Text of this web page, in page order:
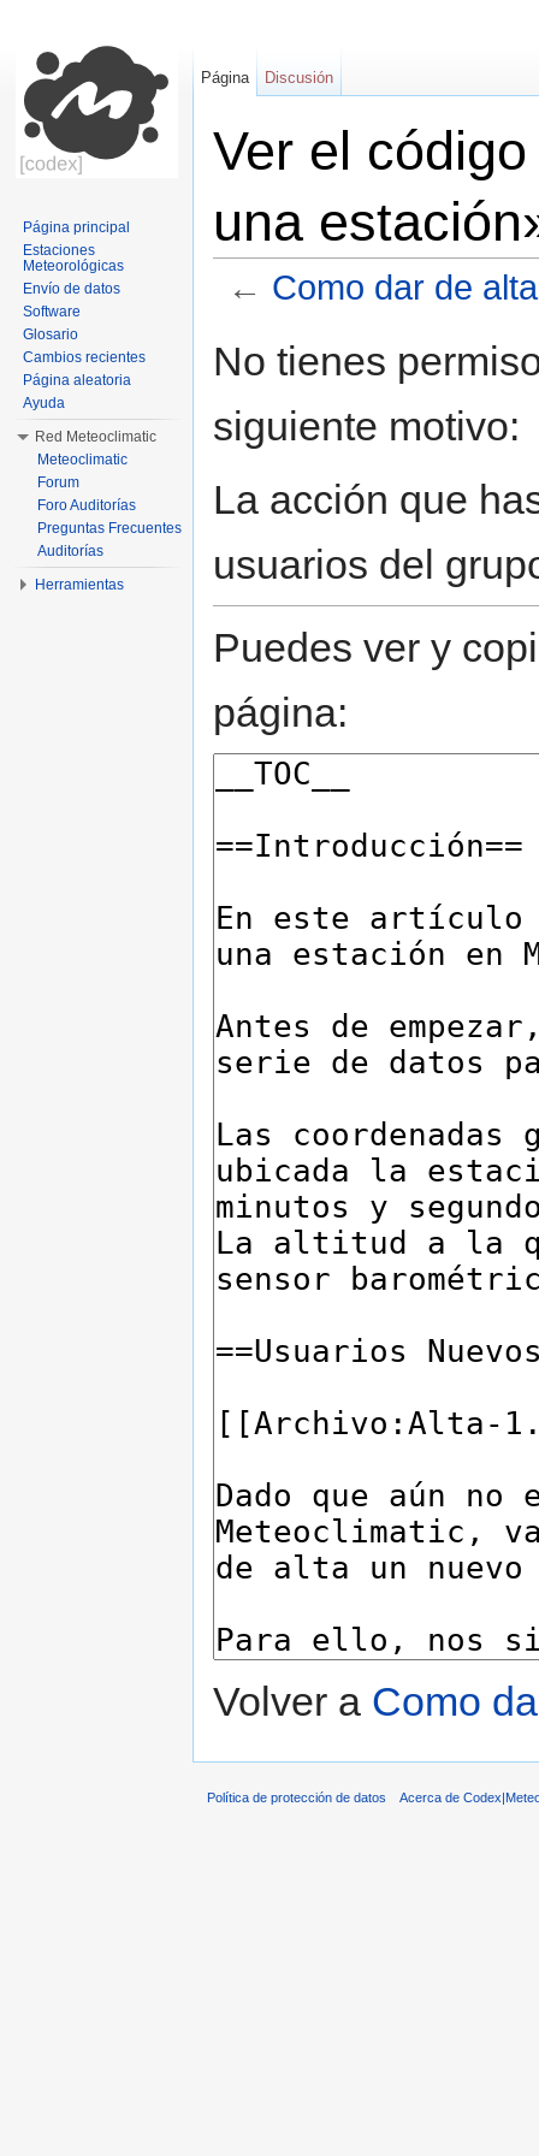
Ver el
una
← Como dar de
No tienes
siguiente motivo:
La acción que
usuarios del
Puedes ver y
página:
Volver a Como
Página Discusión
Página principal
Estaciones
Meteorológicas
Envío de datos
Software
Glosario
Cambios recientes
Página aleatoria
Ayuda
Red Meteoclimatic
Meteoclimatic
Forum
Foro Auditorías
Preguntas Frecuentes
Auditorías
Herramientas
Política de protección de datos Acerca de